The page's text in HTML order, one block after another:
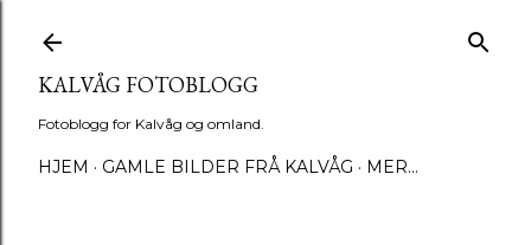
KALVÅG FOTOBLOGG
Fotoblogg for Kalvåg og omland.
HJEM GAMLE BILDER FRÅ KALVÅG MER…